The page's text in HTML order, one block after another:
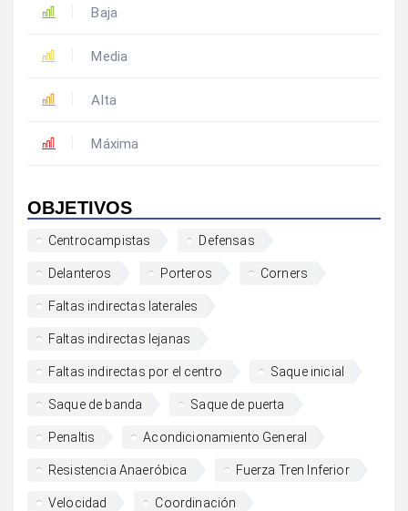
Baja
Media
Alta
Máxima
OBJETIVOS
Centrocampistas Defensas
Delanteros Porteros Corners
Faltas indirectas laterales
Faltas indirectas lejanas
Faltas indirectas por el centro Saque inicial
Saque de banda Saque de puerta
Penaltis Acondicionamiento General
Resistencia Anaeróbica Fuerza Tren Inferior
Velocidad Coordinación